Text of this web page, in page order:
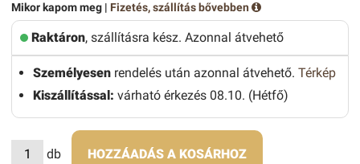
Mikor kapom meg | Fizetés, szállítás bővebben
Raktáron, szállításra kész. Azonnal átvehető
Személyesen rendelés után azonnal átvehető. Térkép
Kiszállítással: várható érkezés 08.10. (Hétfő)
db HOZZÁADÁS A KOSÁRHOZ